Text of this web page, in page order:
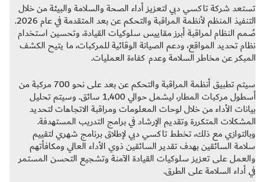
تستعد شركة تاكسي دبي لتعزيز أداء الصحة والسلامة والبيئة من خلال
التنفيذ المنظم لأنظمة المراقبة والتحكم عن بعد المتقدمة في عام 2026.
صُمم النظام لمراقبة أبرز مقاييس سلوكيات القيادة، وتحسين استخدام
نظام تحديد المواقع، ودعم الصيانة الوقائية للمركبات، ما يتيح الكشف
المبكر عن مخاطر السلامة وعدم كفاءة العمليات.
سيتم تطبيق أنظمة المراقبة والتحكم عن بعد على نحو 700 مركبة من
أسطول مركبات المطار، ليشمل حوالي 1,400 سائق. وسيتم تحليل
بيانات الأداء من خلال لوحات المعلومات ومراقبة الاتجاهات لتحديد
المشكلات المتكررة وتقديم الإرشاد في برامج التدريب المستهدفة.
وبالتوازي مع ذلك، تخطط تاكسي دبي لإطلاق برنامج شهري لتقييم
سلامة السائقين بهدف تقدير السائقين ذوي الأداء العالي ومكافأتهم
والعمل على تعزيز سلوكيات القيادة الآمنة وتشجيع التحسن المستمر
في أداء السلامة على الطرق.